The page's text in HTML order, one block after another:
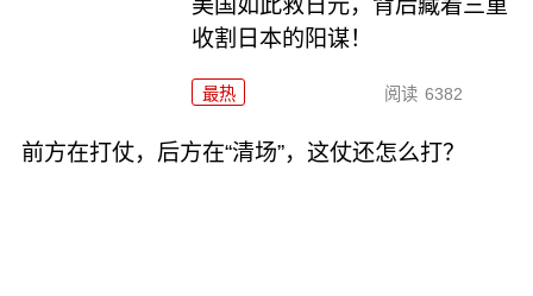
美国如此救日元，背后藏着三重
收割日本的阳谋！
最热 阅读 6382
前方在打仗，后方在“清场”，这仗还怎么打？